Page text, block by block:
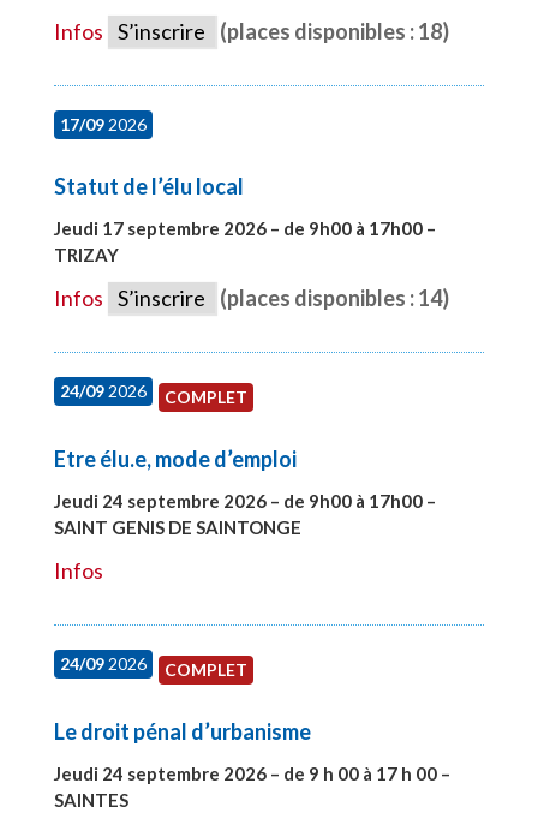
Infos S’inscrire (places disponibles : 18)
17/092026
Statut de l’élu local
Jeudi 17 septembre 2026 – de 9h00 à 17h00 –
TRIZAY
Infos S’inscrire (places disponibles : 14)
24/092026 COMPLET
Etre élu.e, mode d’emploi
Jeudi 24 septembre 2026 – de 9h00 à 17h00 –
SAINT GENIS DE SAINTONGE
Infos
24/092026 COMPLET
Le droit pénal d’urbanisme
Jeudi 24 septembre 2026 – de 9 h 00 à 17 h 00 –
SAINTES